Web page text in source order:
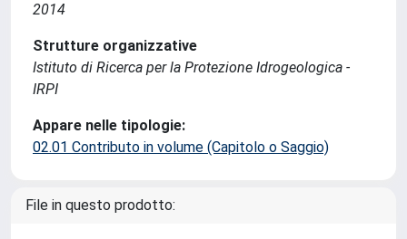
2014
Strutture organizzative
Istituto di Ricerca per la Protezione Idrogeologica -
IRPI
Appare nelle tipologie:
02.01 Contributo in volume (Capitolo o Saggio)
File in questo prodotto: